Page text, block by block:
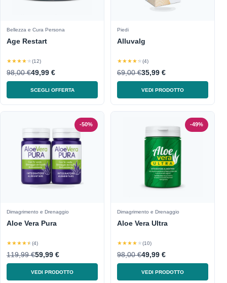
Bellezza e Cura Persona
Age Restart
★★★★★(12)
98,00 €49,99 €
SCEGLI OFFERTA
Piedi
Alluvalg
★★★★★(4)
69,00 €35,99 €
VEDI PRODOTTO
-50%
Dimagrimento e Drenaggio
Aloe Vera Pura
★★★★★(4)
119,99 €59,99 €
VEDI PRODOTTO
-49%
Dimagrimento e Drenaggio
Aloe Vera Ultra
★★★★★(10)
98,00 €49,99 €
VEDI PRODOTTO